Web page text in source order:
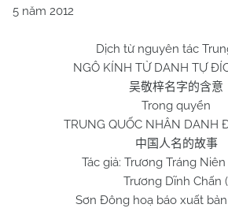
5 năm 2012
Dịch từ nguyên tác
NGÔ KÍNH TỬ DANH TỰ
吴敬梓名字的含意
Trong quyển
TRUNG QUỐC NHÂN DANH
中国人名的故事
Tác giả: Trương Tráng Niên
Trương Dĩnh Chấn (
Sơn Đông hoạ báo xuất bản